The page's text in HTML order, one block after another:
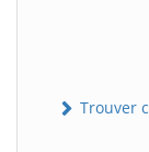
Trouver